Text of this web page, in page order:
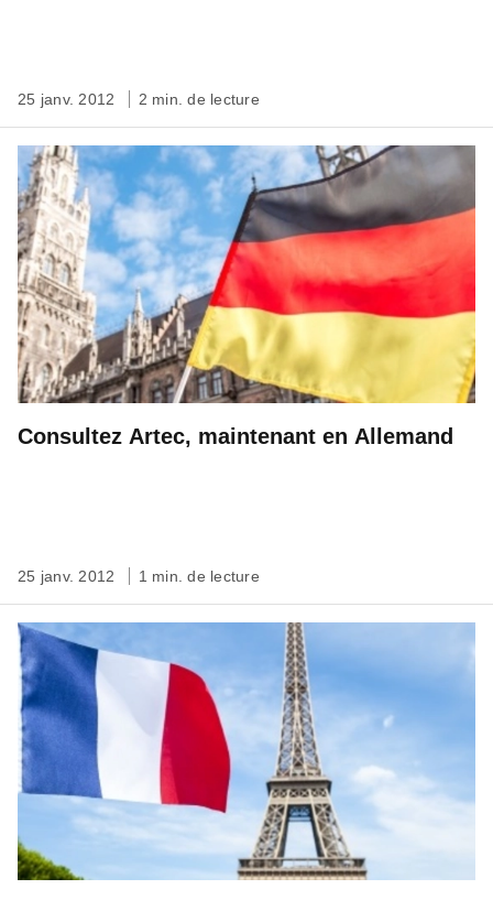
25 janv. 2012 2 min. de lecture
Consultez Artec, maintenant en Allemand
25 janv. 2012 1 min. de lecture